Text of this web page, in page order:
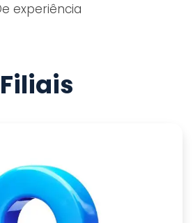
experiência
Filiais